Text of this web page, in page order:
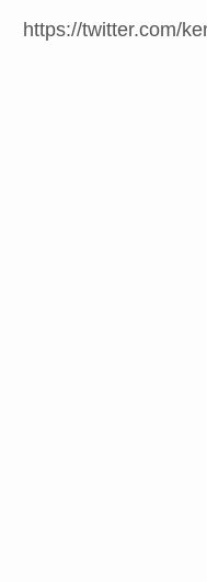
https://twitter.com/